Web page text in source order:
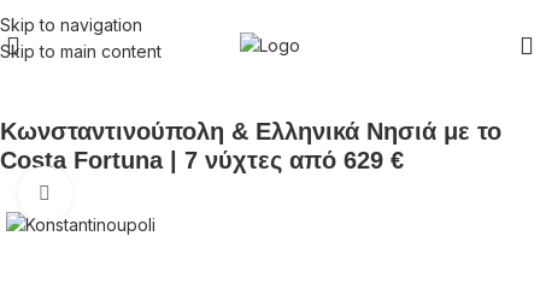
Skip to navigation
Skip to main content
Κωνσταντινούπολη & Ελληνικά Νησιά με το
Costa Fortuna | 7 νύχτες από 629 €